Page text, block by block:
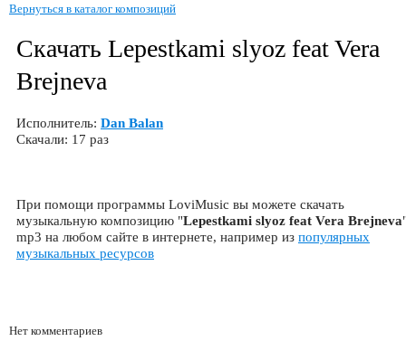
Вернуться в каталог композиций
Скачать Lepestkami slyoz feat Vera
Brejneva
Исполнитель: Dan Balan
Скачали: 17 раз
При помощи программы LoviMusic вы можете скачать
музыкальную композицию "Lepestkami slyoz feat Vera Brejneva
mp3 на любом сайте в интернете, например из популярных
музыкальных ресурсов
Нет комментариев